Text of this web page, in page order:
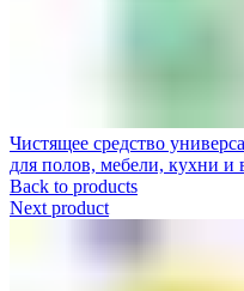
Чистящее средство
для полов, мебели, кухни
Back to products
Next product